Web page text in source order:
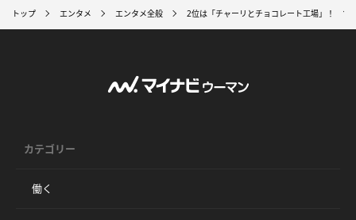
トップ エンタメ エンタメ全般 2位は「チャーリとチョコレート工場」！ 1
カテゴリー
働く